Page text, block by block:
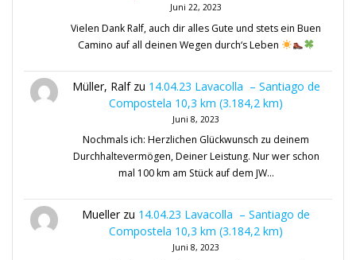
Juni 22, 2023
Vielen Dank Ralf, auch dir alles Gute und stets ein Buen
Camino auf all deinen Wegen durch‘s Leben
Müller, Ralfzu 14.04.23 Lavacolla – Santiago de
Compostela 10,3 km (3.184,2 km)
Juni 8, 2023
Nochmals ich: Herzlichen Glückwunsch zu deinem
Durchhaltevermögen, Deiner Leistung. Nur wer schon
mal 100 km am Stück auf dem JW…
Muellerzu 14.04.23 Lavacolla – Santiago de
Compostela 10,3 km (3.184,2 km)
Juni 8, 2023